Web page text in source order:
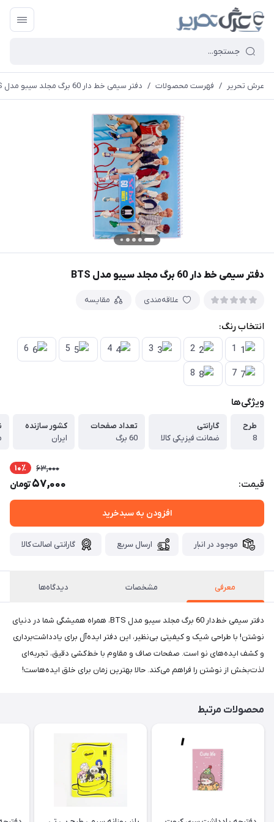
عرش تحریر / فهرست محصولات / دفتر سیمی خط دار 60 برگ مجلد سیبو مدل BTS
دفتر سیمی خط دار 60 برگ مجلد سیبو مدل BTS
علاقه‌مندی مقایسه
انتخاب رنگ:
1
2
3
4
5
6
7
8
ویژگی‌ها
طرح
8
گارانتی
ضمانت فیزیکی کالا
تعداد صفحات
60 برگ
کشور سازنده
ایران
قیمت:
63,000 10٪
57,000تومان
افزودن به سبدخرید
موجود در انبار ارسال سریع گارانتی اصالت کالا
معرفی مشخصات دیدگاه‌ها
دفتر سیمی خط‌دار 60 برگ مجلد سیبو مدل BTS، همراه همیشگی شما در دنیای
نوشتن! با طراحی شیک و کیفیتی بی‌نظیر، این دفتر ایده‌آل برای یادداشت‌برداری
و کشف ایده‌های نو است. صفحات صاف و مقاوم با خط‌کشی دقیق، تجربه‌ای
لذت‌بخش از نوشتن را فراهم می‌کند. حالا بهترین زمان برای خلق ایده‌هاست!
محصولات مرتبط